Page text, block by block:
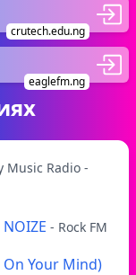
crutech.edu.ng
eaglefm.ng
Music Radio -
NOIZE - Rock FM
Your Mind)